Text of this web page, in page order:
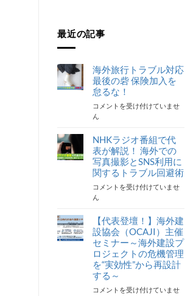
最近の記事
海外旅行トラブル対応
最後の砦 保険加入を
怠るな！
海
外
行
ト
ラ
ブ
ル
対
応
の
砦
保
険
加
入
を
コメントを受け付けていませ
ん
NHKラジオ番組で代
表が解説！ 海外での
写真撮影とSNS利用に
関するトラブル回避術
NHK
ラ
オ
番
組
で
代
表
が
解
コメントを受け付けていませ
ん
【代表登壇！】海外建
設協会（OCAJI）主催
セミナー～海外建設プ
ロジェクトの危機管理
を“実効性”から再設計
する～
【代
コメントを受け付けていませ